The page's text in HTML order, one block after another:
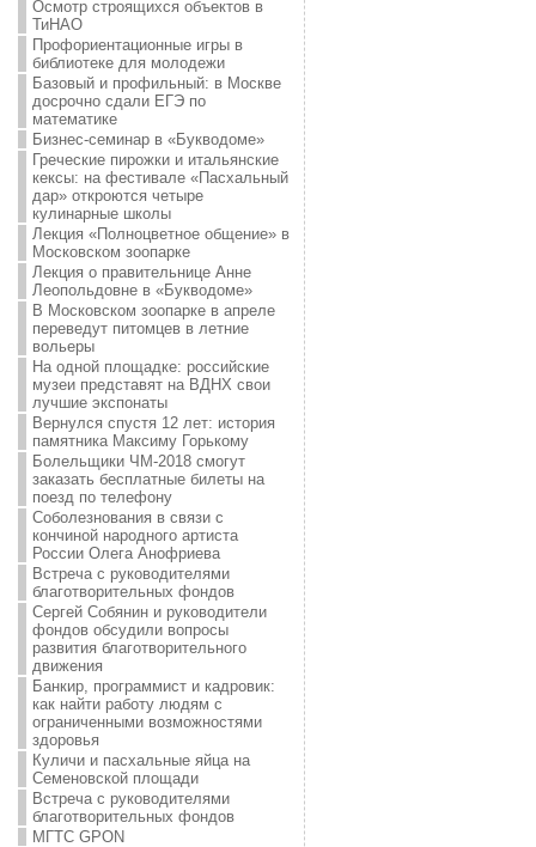
Осмотр строящихся объектов в
ТиНАО
Профориентационные игры в
библиотеке для молодежи
Базовый и профильный: в Москве
досрочно сдали ЕГЭ по
математике
Бизнес-семинар в «Букводоме»
Греческие пирожки и итальянские
кексы: на фестивале «Пасхальный
дар» откроются четыре
кулинарные школы
Лекция «Полноцветное общение» в
Московском зоопарке
Лекция о правительнице Анне
Леопольдовне в «Букводоме»
В Московском зоопарке в апреле
переведут питомцев в летние
вольеры
На одной площадке: российские
музеи представят на ВДНХ свои
лучшие экспонаты
Вернулся спустя 12 лет: история
памятника Максиму Горькому
Болельщики ЧМ-2018 смогут
заказать бесплатные билеты на
поезд по телефону
Соболезнования в связи с
кончиной народного артиста
России Олега Анофриева
Встреча с руководителями
благотворительных фондов
Сергей Собянин и руководители
фондов обсудили вопросы
развития благотворительного
движения
Банкир, программист и кадровик:
как найти работу людям с
ограниченными возможностями
здоровья
Куличи и пасхальные яйца на
Семеновской площади
Встреча с руководителями
благотворительных фондов
МГТС GPON